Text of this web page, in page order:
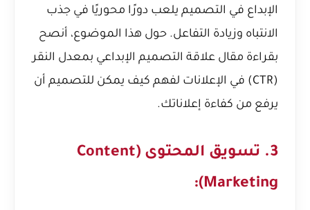
الإبداع في التصميم يلعب دورًا محوريًا في جذب
الانتباه وزيادة التفاعل. حول هذا الموضوع، أنصح
بقراءة مقال علاقة التصميم الإبداعي بمعدل النقر
(CTR) في الإعلانات
لفهم كيف يمكن للتصميم أن
يرفع من كفاءة إعلاناتك.
3. تسويق المحتوى (Content
Marketing):